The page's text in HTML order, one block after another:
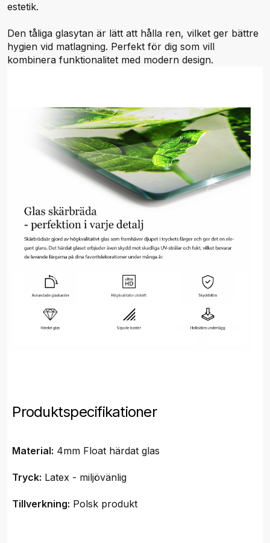
estetik.
Den tåliga glasytan är lätt att hålla ren, vilket ger bättre
hygien vid matlagning. Perfekt för dig som vill
kombinera funktionalitet med modern design.
Produktspecifikationer
Material: 4mm Float härdat glas
Tryck: Latex - miljövänlig
Tillverkning: Polsk produkt